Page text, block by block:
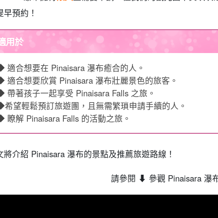
早預約！
用於
適合想要在 Pinaisara 瀑布癒合的人。
適合想要欣賞 Pinaisara 瀑布壯麗景色的旅客。
帶著孩子一起享受 Pinaisara Falls 之旅。
望輕鬆預訂旅遊團，且無需繁瑣申請手續的人。
瞭解 Pinaisara Falls 的活動之旅。
將介紹 Pinaisara 瀑布的景點及推薦旅遊路線！
請參閱 ⬇︎ 參觀 Pinaisara 瀑